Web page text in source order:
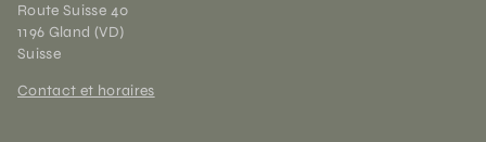
Route Suisse 40
1196 Gland (VD)
Suisse
Contact et horaires